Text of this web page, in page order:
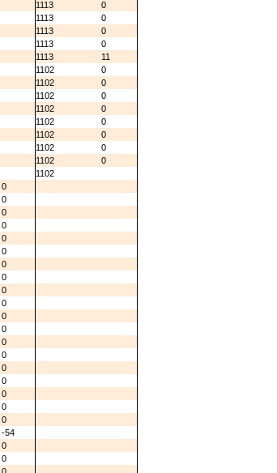
1113
0
1113
0
1113
0
1113
0
1113
11
1102
0
1102
0
1102
0
1102
0
1102
0
1102
0
1102
0
1102
0
1102
0
0
0
0
0
0
0
0
0
0
0
0
0
0
0
0
0
0
0
-54
0
0